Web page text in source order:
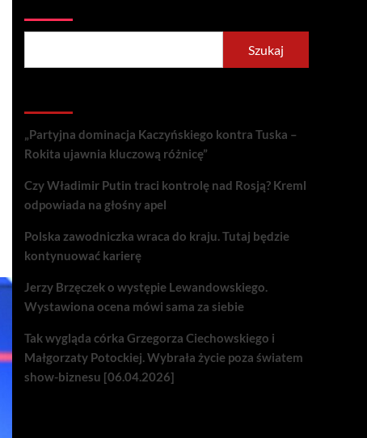
Szukaj
„Partyjna dominacja Kaczyńskiego kontra Tuska –
Rokita ujawnia kluczową różnicę”
Czy Władimir Putin traci kontrolę nad Rosją? Kreml
odpowiada na głośny apel
Polska zawodniczka wraca do kraju. Tutaj będzie
kontynuować karierę
Jerzy Brzęczek o występie Lewandowskiego.
Wystawiona ocena mówi sama za siebie
Tak wygląda córka Grzegorza Ciechowskiego i
Małgorzaty Potockiej. Wybrała życie poza światem
show-biznesu [06.04.2026]